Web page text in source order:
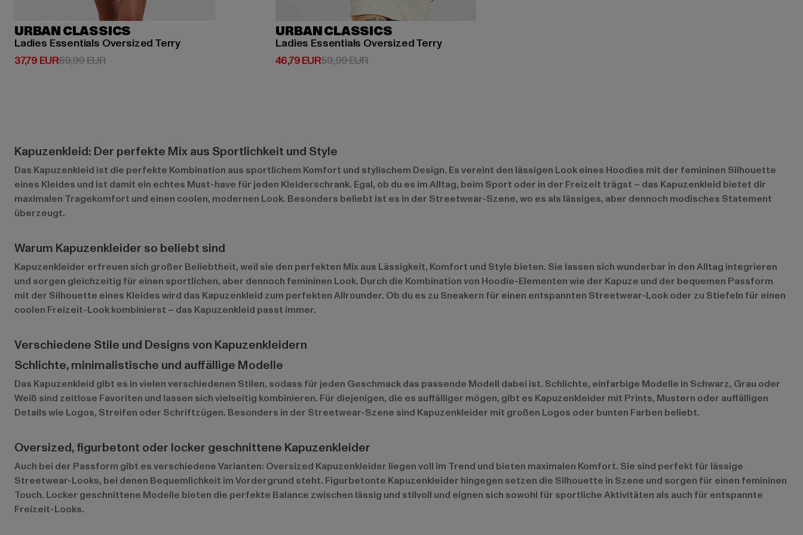
URBAN CLASSICS
Ladies Essentials Oversized Terry
37,79 EUR
Derzeitiger Preis: 37,79 EUR
59,99 EURAktionspreis: 59,99 EUR
URBAN CLASSICS
Ladies Essentials Oversized Terry
46,79 EUR
Derzeitiger Preis: 46,79 EUR
59,99 EURAktionspreis: 59,99 EUR
Kapuzenkleid: Der perfekte Mix aus Sportlichkeit und Style
Das Kapuzenkleid ist die perfekte Kombination aus sportlichem Komfort und stylischem Design. Es vereint den lässigen Look eines Hoodies mit der femininen Silhouette
eines Kleides und ist damit ein echtes Must-have für jeden Kleiderschrank. Egal, ob du es im Alltag, beim Sport oder in der Freizeit trägst – das Kapuzenkleid bietet dir
maximalen Tragekomfort und einen coolen, modernen Look. Besonders beliebt ist es in der Streetwear-Szene, wo es als lässiges, aber dennoch modisches Statement
überzeugt.
Warum Kapuzenkleider so beliebt sind
Kapuzenkleider erfreuen sich großer Beliebtheit, weil sie den perfekten Mix aus Lässigkeit, Komfort und Style bieten. Sie lassen sich wunderbar in den Alltag integrieren
und sorgen gleichzeitig für einen sportlichen, aber dennoch femininen Look. Durch die Kombination von Hoodie-Elementen wie der Kapuze und der bequemen Passform
mit der Silhouette eines Kleides wird das Kapuzenkleid zum perfekten Allrounder. Ob du es zu Sneakern für einen entspannten Streetwear-Look oder zu Stiefeln für einen
coolen Freizeit-Look kombinierst – das Kapuzenkleid passt immer.
Verschiedene Stile und Designs von Kapuzenkleidern
Schlichte, minimalistische und auffällige Modelle
Das Kapuzenkleid gibt es in vielen verschiedenen Stilen, sodass für jeden Geschmack das passende Modell dabei ist. Schlichte, einfarbige Modelle in Schwarz, Grau oder
Weiß sind zeitlose Favoriten und lassen sich vielseitig kombinieren. Für diejenigen, die es auffälliger mögen, gibt es Kapuzenkleider mit Prints, Mustern oder auffälligen
Details wie Logos, Streifen oder Schriftzügen. Besonders in der Streetwear-Szene sind Kapuzenkleider mit großen Logos oder bunten Farben beliebt.
Oversized, figurbetont oder locker geschnittene Kapuzenkleider
Auch bei der Passform gibt es verschiedene Varianten: Oversized Kapuzenkleider liegen voll im Trend und bieten maximalen Komfort. Sie sind perfekt für lässige
Streetwear-Looks, bei denen Bequemlichkeit im Vordergrund steht. Figurbetonte Kapuzenkleider hingegen setzen die Silhouette in Szene und sorgen für einen femininen
Touch. Locker geschnittene Modelle bieten die perfekte Balance zwischen lässig und stilvoll und eignen sich sowohl für sportliche Aktivitäten als auch für entspannte
Freizeit-Looks.